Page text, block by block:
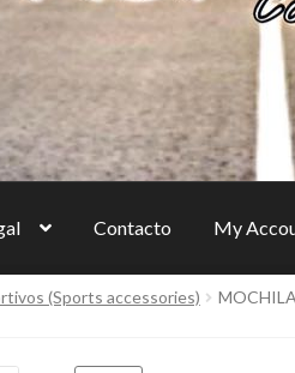
Contacto My
Settings)CartCheckout (Generar
(Sports accessories)